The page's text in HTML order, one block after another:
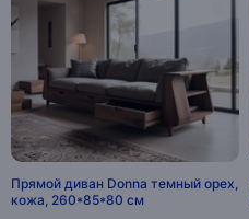
Прямой диван Donna темный орех,
кожа, 260*85*80 см